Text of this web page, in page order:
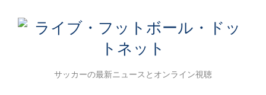
サッカーの最新ニュースとオンライン視聴